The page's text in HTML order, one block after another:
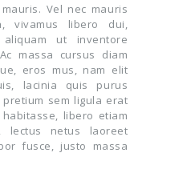
Vel nec mauris
vivamus libero dui,
ut inventore
massa cursus diam
eros mus, nam elit
lacinia quis purus
sem ligula erat
libero etiam
lectus netus laoreet
fusce, justo massa